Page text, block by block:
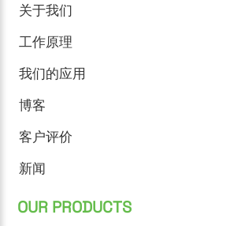
关于我们
工作原理
我们的应用
博客
客户评价
新闻
OUR PRODUCTS